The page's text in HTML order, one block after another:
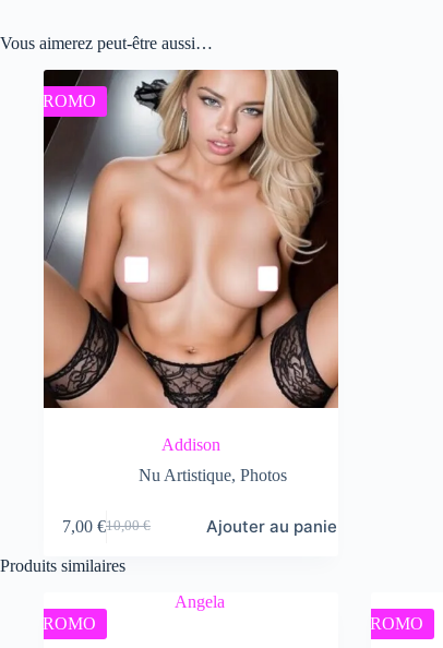
Vous aimerez peut-être aussi…
PROMO
Addison
Nu Artistique, Photos
10,00€
Le
initial
10,00 €.
7,00 €Le
actuel
7,00 €.
Ajouter au panier
Produits similaires
PROMO PROMO